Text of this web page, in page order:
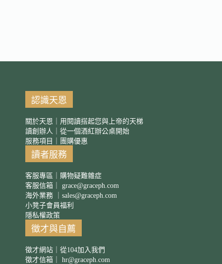
認識天恩
關於天恩｜用閱讀搭起您與上帝的天梯
讀創辦人｜從一個酒紅辦公桌開始
服務項目｜團購優惠
讀者服務
客服專區｜購物疑難雜症
客服信箱｜ grace@graceph.com
海外業務 ｜ sales@graceph.com
小凳子會員福利
隱私權政策
徵才與自薦
徵才網站｜從104加入我們
徵才信箱｜ hr@graceph.com